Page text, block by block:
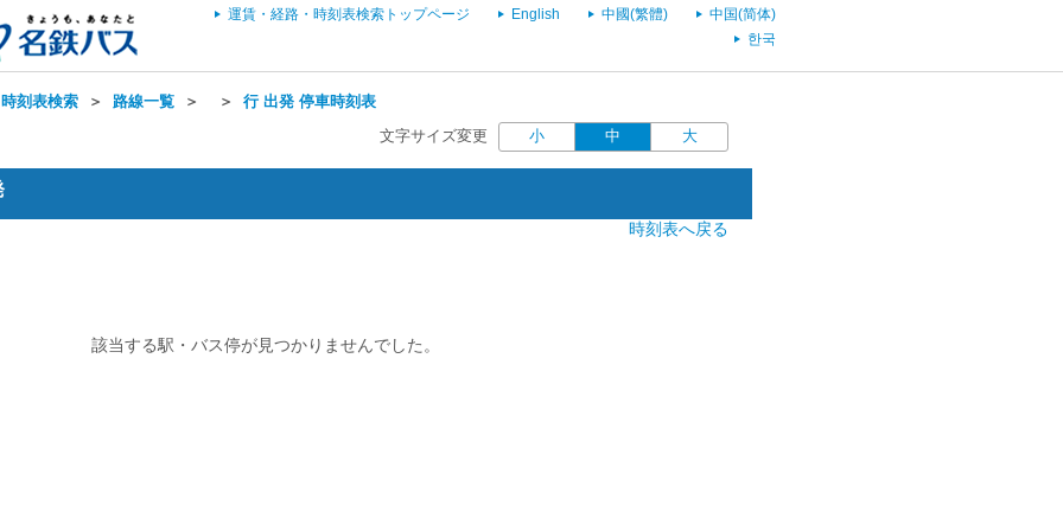
運賃・経路・時刻表検索トップページ English 中國(繁體)
中国(简体)
한국
刻表検索 ＞ 路線一覧 ＞ ＞ 行 出発 停車時刻表
文字サイズ変更 小 中 大
時刻表へ戻る
該当する駅・バス停が見つかりませんでした。